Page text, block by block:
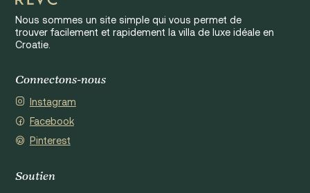
Nous sommes un site simple qui vous permet de
trouver facilement et rapidement la villa de luxe idéale en
Croatie.
Connectons-nous
Instagram
Facebook
Pinterest
Soutien